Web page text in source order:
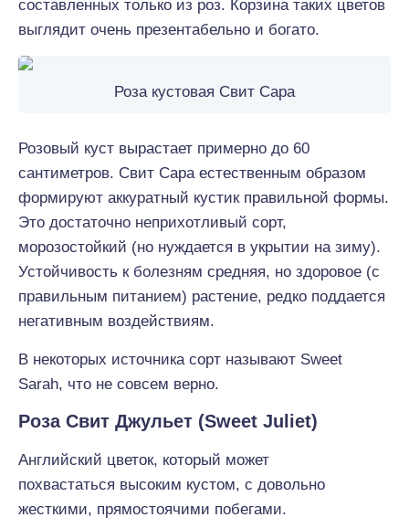
составленных только из роз. Корзина таких цветов
выглядит очень презентабельно и богато.
Роза кустовая Свит Сара
Розовый куст вырастает примерно до 60
сантиметров. Свит Сара естественным образом
формируют аккуратный кустик правильной формы.
Это достаточно неприхотливый сорт,
морозостойкий (но нуждается в укрытии на зиму).
Устойчивость к болезням средняя, но здоровое (с
правильным питанием) растение, редко поддается
негативным воздействиям.
В некоторых источника сорт называют Sweet
Sarah, что не совсем верно.
Роза Свит Джульет (Sweet Juliet)
Английский цветок, который может
похвастаться высоким кустом, с довольно
жесткими, прямостоячими побегами.